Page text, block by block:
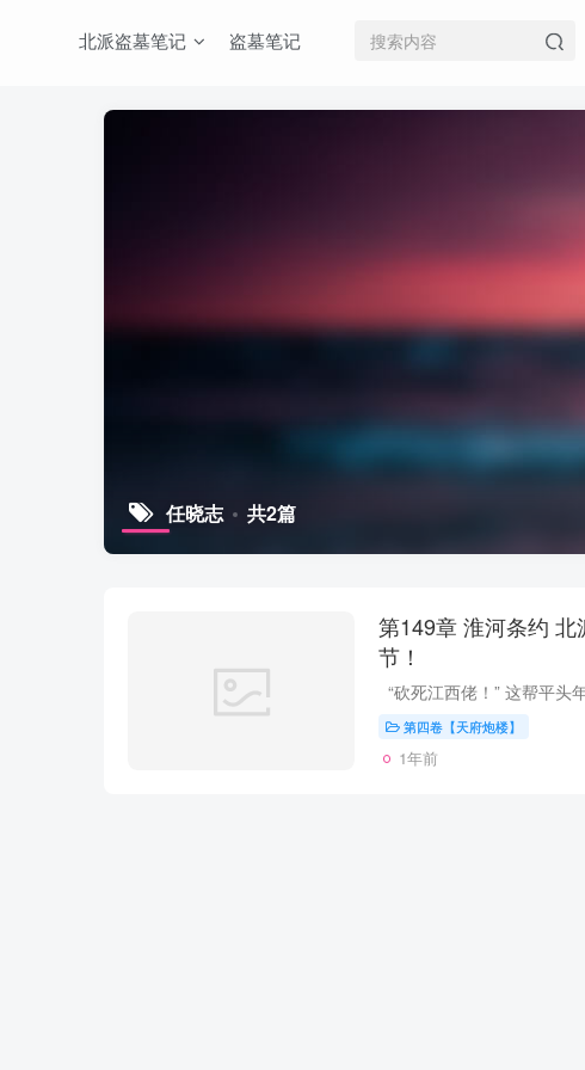
北派盗墓笔记 盗墓笔记
任晓志 共2篇
第149章 淮河条约 北派盗墓笔记最新章
节！
第四卷【天府炮楼】
1年前